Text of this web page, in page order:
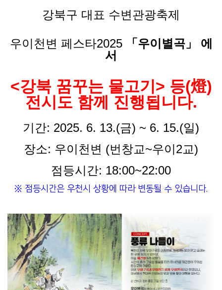
강북구 대표 수변관광축제
우이천변 페스타2025「우이별곡」 에
서
<강북 꿈꾸는 물고기> 등(燈)
전시도 함께 진행됩니다.
기간: 2025. 6. 13.(금) ~ 6. 15.(일)
장소: 우이천변 (번창교~우이2교)
점등시간: 18:00~22:00
※ 점등시간은 우천시 상황에 따라 변동될 수 있습니다.